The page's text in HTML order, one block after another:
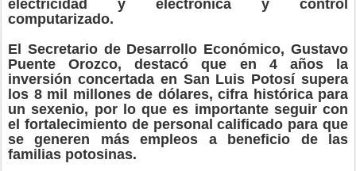
electricidad y electrónica y control
computarizado.
El Secretario de Desarrollo Económico, Gustavo
Puente Orozco, destacó que en 4 años la
inversión concertada en San Luis Potosí supera
los 8 mil millones de dólares, cifra histórica para
un sexenio, por lo que es importante seguir con
el fortalecimiento de personal calificado para que
se generen más empleos a beneficio de las
familias potosinas.